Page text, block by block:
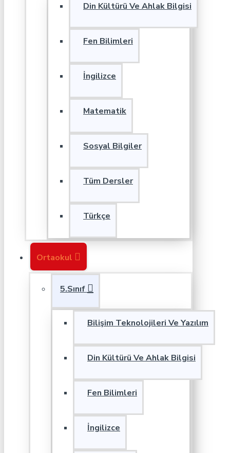
Din Kültürü Ve Ahlak Bilgisi
Fen Bilimleri
İngilizce
Matematik
Sosyal Bilgiler
Tüm Dersler
Türkçe
Ortaokul
5.Sınıf
Bilişim Teknolojileri Ve Yazılım
Din Kültürü Ve Ahlak Bilgisi
Fen Bilimleri
İngilizce